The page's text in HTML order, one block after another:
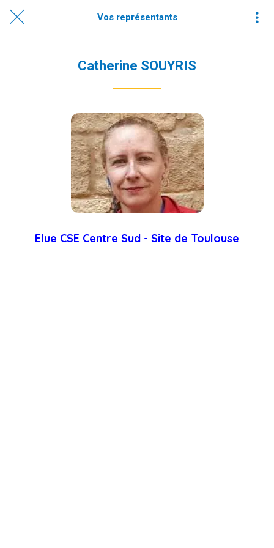
Vos représentants
Catherine SOUYRIS
Elue CSE Centre Sud - Site de Toulouse